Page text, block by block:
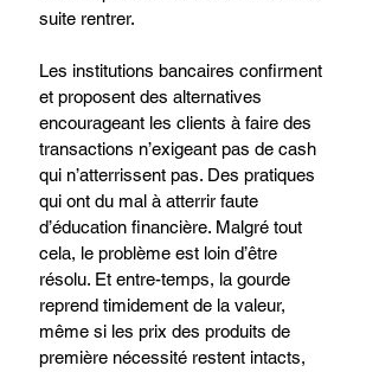
suite rentrer.
Les institutions bancaires confirment
et proposent des alternatives
encourageant les clients à faire des
transactions n’exigeant pas de cash
qui n’atterrissent pas. Des pratiques
qui ont du mal à atterrir faute
d’éducation financière. Malgré tout
cela, le problème est loin d’être
résolu. Et entre-temps, la gourde
reprend timidement de la valeur,
même si les prix des produits de
première nécessité restent intacts,